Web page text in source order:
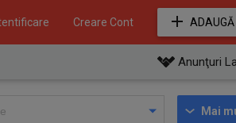
Creare Cont
Anunţuri
Mai